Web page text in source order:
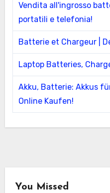
Vendita all'ingrosso
portatili e telefonia!
Batterie et Chargeur |
Laptop Batteries,
Akku, Batterie: Akkus
Online Kaufen!
You Missed